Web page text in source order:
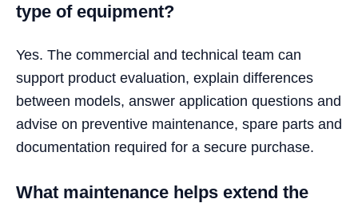
type of equipment?
Yes. The commercial and technical team can
support product evaluation, explain differences
between models, answer application questions and
advise on preventive maintenance, spare parts and
documentation required for a secure purchase.
What maintenance helps extend the